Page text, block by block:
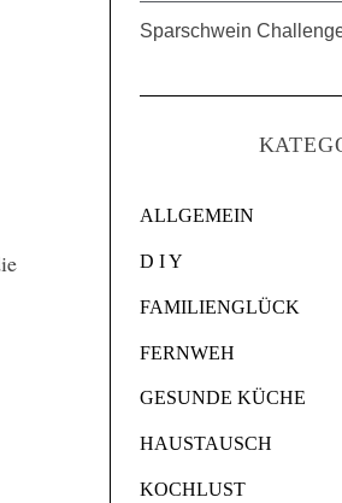
Sparschwein
ALLGEMEIN
D I Y
FAMILIENGLÜCK
FERNWEH
GESUNDE KÜCHE
HAUSTAUSCH
KOCHLUST